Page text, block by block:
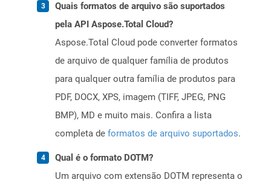
Quais formatos de arquivo são suportados
pela API Aspose.Total Cloud?
Aspose.Total Cloud pode converter formatos
de arquivo de qualquer família de produtos
para qualquer outra família de produtos para
PDF, DOCX, XPS, imagem (TIFF, JPEG, PNG
BMP), MD e muito mais. Confira a lista
completa de formatos de arquivo suportados.
Qual é o formato DOTM?
Um arquivo com extensão DOTM representa o